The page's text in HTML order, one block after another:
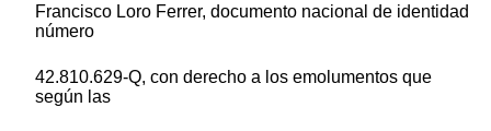
Francisco Loro Ferrer, documento nacional de identidad
número
42.810.629-Q, con derecho a los emolumentos que
según las